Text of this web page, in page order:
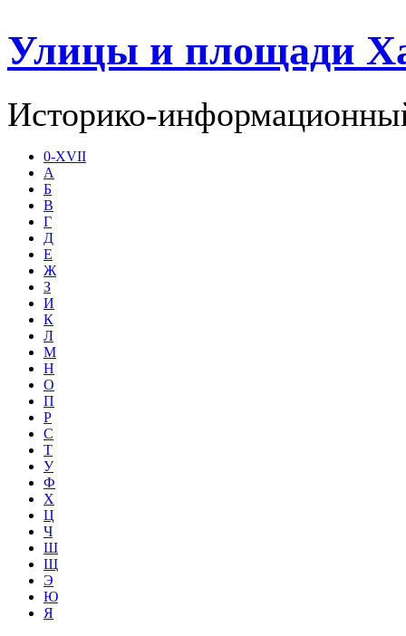
Улицы и площади
Историко-
0-XVII
А
Б
В
Г
Д
Е
Ж
З
И
К
Л
М
Н
О
П
Р
С
Т
У
Ф
Х
Ц
Ч
Ш
Щ
Э
Ю
Я